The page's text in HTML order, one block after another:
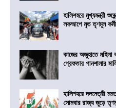
হালিশহরে মুখ্যমন্ত্রী
লকআপে মৃত তৃণমূল
কাজের অজুহাতে মহিলা
গ্রেফতার পানশালার
হালিশহরে দলনেত্রী
সোমবার রাজ্য জুড়ে